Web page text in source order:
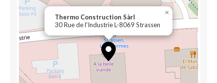
Thermo Construction Sàrl
30 Rue de l'Industrie L-8069 Strassen
×